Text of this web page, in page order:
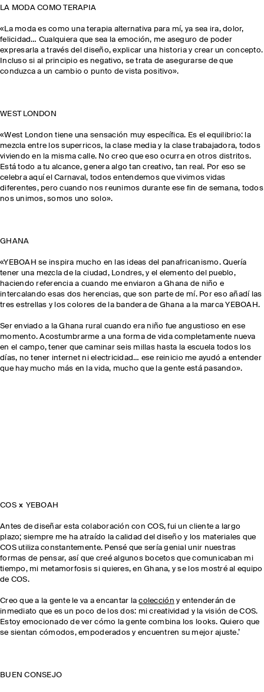
LA MODA COMO TERAPIA
«La moda es como una terapia alternativa para mí, ya sea ira, dolor,
felicidad… Cualquiera que sea la emoción, me aseguro de poder
expresarla a través del diseño, explicar una historia y crear un concepto.
Incluso si al principio es negativo, se trata de asegurarse de que
conduzca a un cambio o punto de vista positivo».
WEST LONDON
«West London tiene una sensación muy específica. Es el equilibrio: la
mezcla entre los superricos, la clase media y la clase trabajadora, todos
viviendo en la misma calle. No creo que eso ocurra en otros distritos.
Está todo a tu alcance, genera algo tan creativo, tan real. Por eso se
celebra aquí el Carnaval, todos entendemos que vivimos vidas
diferentes, pero cuando nos reunimos durante ese fin de semana, todos
nos unimos, somos uno solo».
GHANA
«YEBOAH se inspira mucho en las ideas del panafricanismo. Quería
tener una mezcla de la ciudad, Londres, y el elemento del pueblo,
haciendo referencia a cuando me enviaron a Ghana de niño e
intercalando esas dos herencias, que son parte de mí. Por eso añadí las
tres estrellas y los colores de la bandera de Ghana a la marca YEBOAH.
Ser enviado a la Ghana rural cuando era niño fue angustioso en ese
momento. Acostumbrarme a una forma de vida completamente nueva
en el campo, tener que caminar seis millas hasta la escuela todos los
días, no tener internet ni electricidad… ese reinicio me ayudó a entender
que hay mucho más en la vida, mucho que la gente está pasando».
COS × YEBOAH
Antes de diseñar esta colaboración con COS, fui un cliente a largo
plazo; siempre me ha atraído la calidad del diseño y los materiales que
COS utiliza constantemente. Pensé que sería genial unir nuestras
formas de pensar, así que creé algunos bocetos que comunicaban mi
tiempo, mi metamorfosis si quieres, en Ghana, y se los mostré al equipo
de COS.
Creo que a la gente le va a encantar lacolección y entenderán de
inmediato que es un poco de los dos: mi creatividad y la visión de COS.
Estoy emocionado de ver cómo la gente combina los looks. Quiero que
se sientan cómodos, empoderados y encuentren su mejor ajuste.’
BUEN CONSEJO